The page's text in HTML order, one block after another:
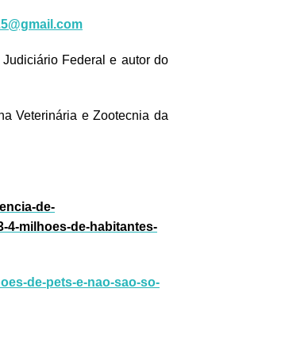
Federal e autor do
Veterinária e Zootecnia da
de-
4-milhoes-de-habitantes-
de-pets-e-nao-sao-so-